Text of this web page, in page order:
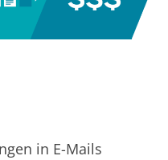
in E-Mails